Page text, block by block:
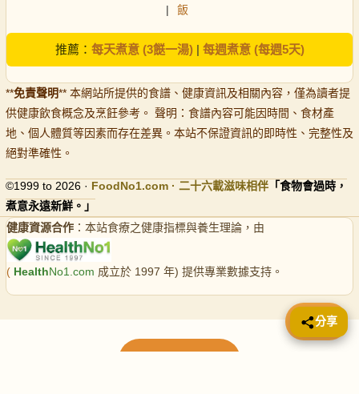
|
飯
推薦： 每天煮意 (3餸一湯)| 每週煮意 (每週5天)
**免責聲明** 本網站所提供的食譜、健康資訊及相關內容，僅為讀者提
供健康飲食概念及烹飪參考。 聲明：食譜內容可能因時間、食材產
地、個人體質等因素而存在差異。本站不保證資訊的即時性、完整性及
絕對準確性。
©1999 to 2026 · FoodNo1.com · 二十六載滋味相伴 「食物會過時，
煮意永遠新鮮。」
健康資源合作 ：本站食療之健康指標與養生理論，由
( HealthNo1.com 成立於 1997 年) 提供專業數據支持。
📤 分享
分享